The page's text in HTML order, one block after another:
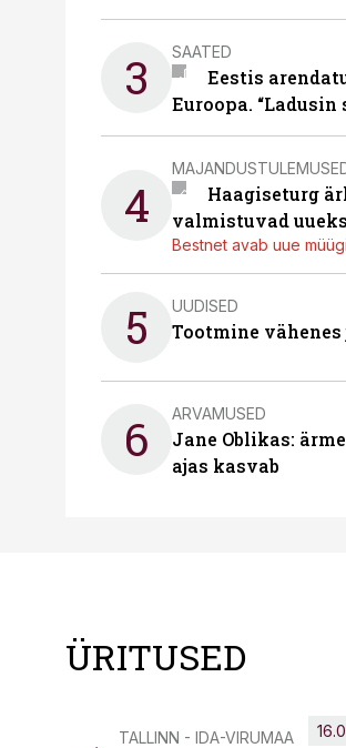
3 SAATED
Eestis
Euroopa.
4
Haagiseturg
valmistuvad
Bestnet avab uue
5 UUDISED
Tootmine
6 ARVAMUSED
Jane Oblikas:
ajas kasvab
ÜRITUSED
TALLINN - IDA-VIRUMAA